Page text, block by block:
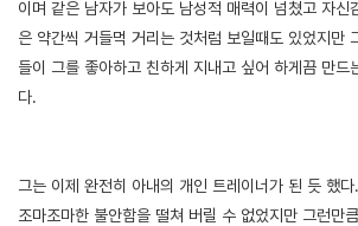
이며 같은 남자가 보아도 남성적 매력이 넘쳤고 자신
은 약간씩 거들먹 거리는 것처럼 보일때도 있었지만
들이 그를 좋아하고 친하게 지내고 싶어 하게끔 만드
다.
그는 이제 완전히 아내의 개인 트레이너가 된 듯 했
조마조마한 불안함을 떨쳐 버릴 수 없었지만 그런만